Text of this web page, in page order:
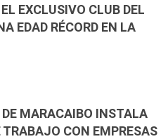
EXCLUSIVO CLUB DEL
EDAD RÉCORD EN LA
MARACAIBO INSTALA
TRABAJO CON EMPRESAS